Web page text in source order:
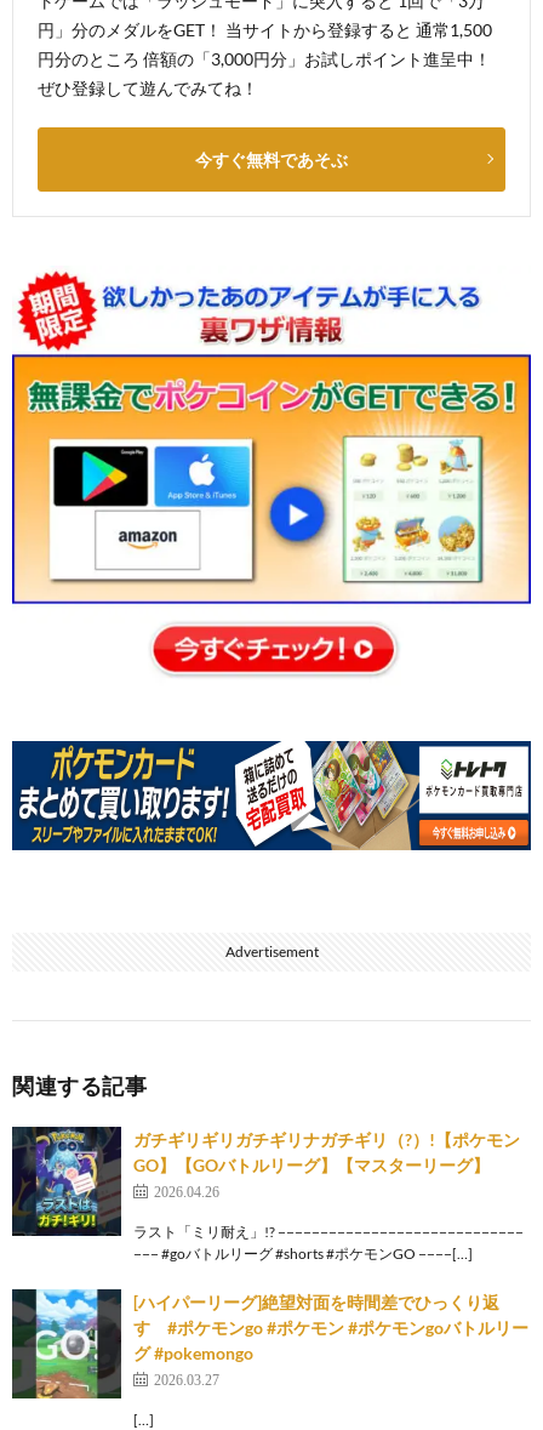
円」分のメダルをGET！ 当サイトから登録すると 通常1,500
円分のところ 倍額の「3,000円分」お試しポイント進呈中！
ぜひ登録して遊んでみてね！
今すぐ無料であそぶ
Advertisement
関連する記事
ガチギリギリガチギリナガチギリ（?）!【ポケモン
GO】【GOバトルリーグ】【マスターリーグ】
2026.04.26
ラスト「ミリ耐え」!? −−−−−−−−−−−−−−−−−−−−−−−−−−−−−
−−− #goバトルリーグ #shorts #ポケモンGO −−−−[…]
[ハイパーリーグ]絶望対面を時間差でひっくり返
す #ポケモンgo #ポケモン #ポケモンgoバトルリー
グ #pokemongo
2026.03.27
[…]